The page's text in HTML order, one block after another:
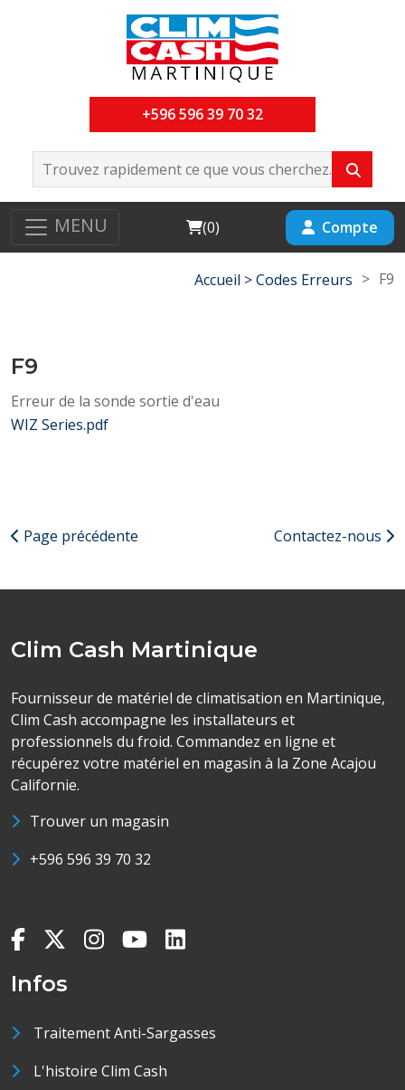
+596 596 39 70 32
MENU Cart
(0) Compte
Accueil >Codes Erreurs > F9
F9
Erreur de la sonde sortie d'eau
WIZ Series.pdf
Page précédente Contactez-nous
Clim Cash Martinique
Fournisseur de matériel de climatisation en Martinique,
Clim Cash accompagne les installateurs et
professionnels du froid. Commandez en ligne et
récupérez votre matériel en magasin à la Zone Acajou
Californie.
Trouver un magasin
+596 596 39 70 32
Infos
Traitement Anti-Sargasses
L'histoire Clim Cash